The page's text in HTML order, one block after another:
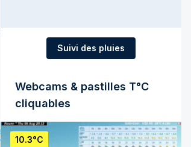
Suivi des pluies
Webcams & pastilles T°C
cliquables
10.3°C